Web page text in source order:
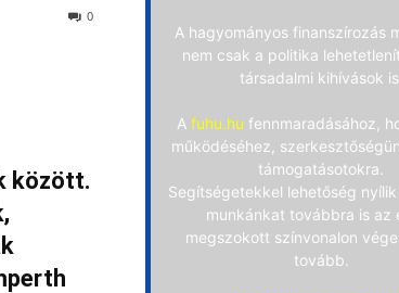
0
között.
A hagyományos finanszírozás
nem csak a politika
társadalmi kihívások is.
A fuhu.hu fennmaradásához,
működéséhez,
támogatásotokra.
Segítségetekkel lehetőség
munkánkat továbbra is az
megszokott színvonalon
tovább.